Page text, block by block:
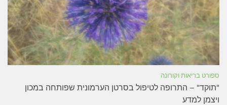
ספורט בריאות וקורונה
"תוקד" – התרופה לטיפול בסרטן הערמונית שפותחה במכון
ויצמן למדע